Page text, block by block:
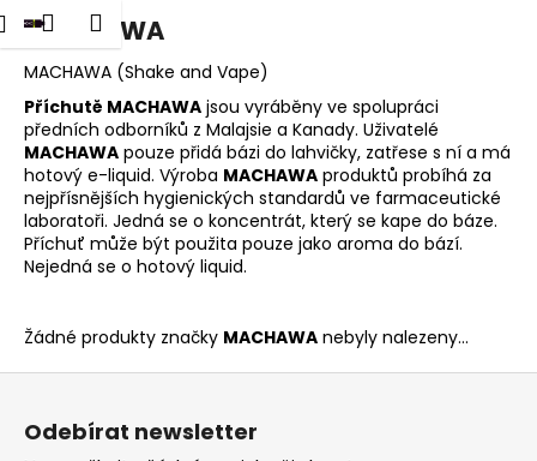
Přejít
na
obsah
Přihlášení
Nákupní
košík
Menu
MACHAWA
MACHAWA (Shake and Vape)
Příchutě MACHAWA jsou vyráběny ve spolupráci
předních odborníků z Malajsie a Kanady. Uživatelé
MACHAWA pouze přidá bázi do lahvičky, zatřese s ní a má
hotový e-liquid. Výroba MACHAWA produktů probíhá za
nejpřísnějších hygienických standardů ve farmaceutické
laboratoři. Jedná se o koncentrát, který se kape do báze.
Příchuť může být použita pouze jako aroma do bází.
Nejedná se o hotový liquid.
Žádné produkty značky MACHAWA nebyly nalezeny...
K
o
C
o
p
o
t
e
b
u
e
Odebírat newsletter